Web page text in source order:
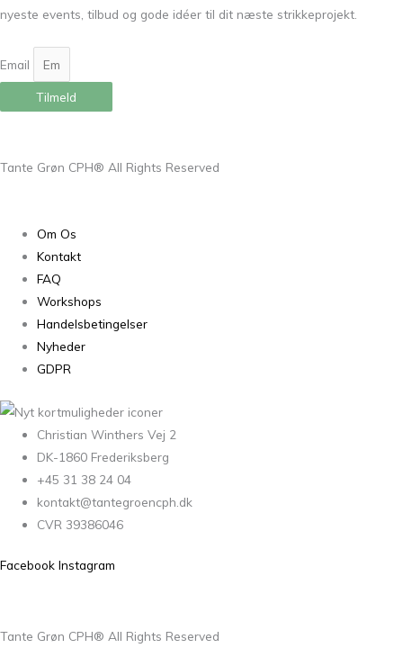
nyeste events, tilbud og gode idéer til dit næste strikkeprojekt.
Email
Tilmeld
Tante Grøn CPH® All Rights Reserved
Om Os
Kontakt
FAQ
Workshops
Handelsbetingelser
Nyheder
GDPR
Christian Winthers Vej 2
DK-1860 Frederiksberg
+45 31 38 24 04
kontakt@tantegroencph.dk
CVR 39386046
Facebook Instagram
Tante Grøn CPH® All Rights Reserved